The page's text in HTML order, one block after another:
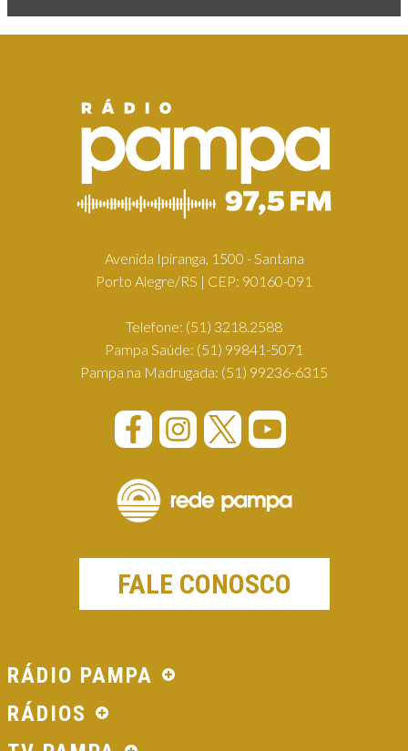
Avenida Ipiranga, 1500 - Santana
Porto Alegre/RS | CEP: 90160-091
Telefone: (51) 3218.2588
Pampa Saúde: (51) 99841-5071
Pampa na Madrugada: (51) 99236-6315
FALE CONOSCO
RÁDIO PAMPA
RÁDIOS